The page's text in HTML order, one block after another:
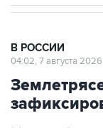
Москва. 7